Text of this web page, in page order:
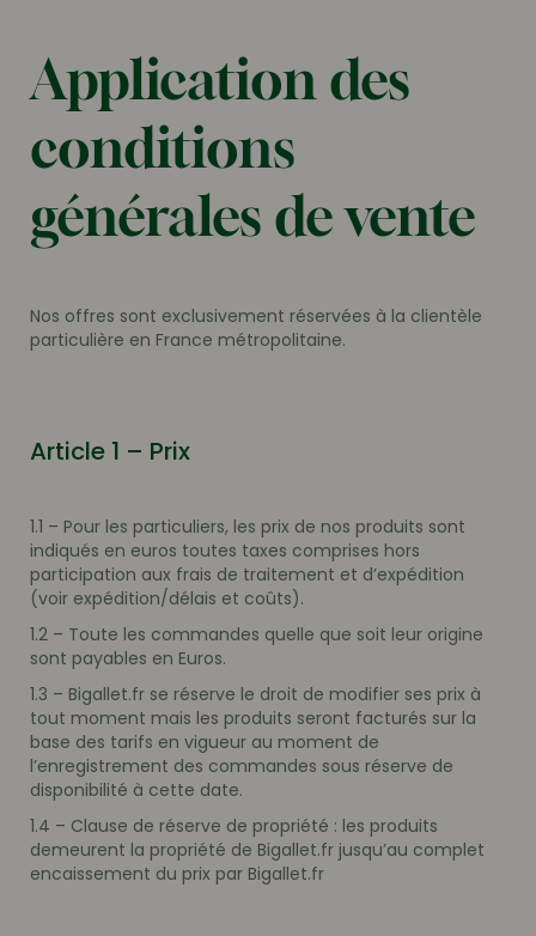
Application des
conditions
générales de vente
Nos offres sont exclusivement réservées à la clientèle
particulière en France métropolitaine.
Article 1 – Prix
1.1 – Pour les particuliers, les prix de nos produits sont
indiqués en euros toutes taxes comprises hors
participation aux frais de traitement et d’expédition
(voir expédition/délais et coûts).
1.2 – Toute les commandes quelle que soit leur origine
sont payables en Euros.
1.3 – Bigallet.fr se réserve le droit de modifier ses prix à
tout moment mais les produits seront facturés sur la
base des tarifs en vigueur au moment de
l’enregistrement des commandes sous réserve de
disponibilité à cette date.
1.4 – Clause de réserve de propriété : les produits
demeurent la propriété de Bigallet.fr jusqu’au complet
encaissement du prix par Bigallet.fr